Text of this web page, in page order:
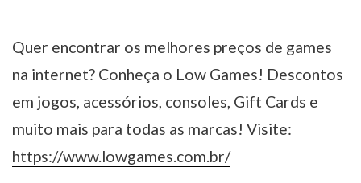
Quer encontrar os melhores preços de games
na internet? Conheça o Low Games! Descontos
em jogos, acessórios, consoles, Gift Cards e
muito mais para todas as marcas! Visite:
https://www.lowgames.com.br/